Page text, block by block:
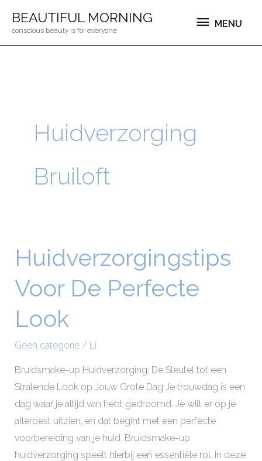
naarBEAUTIFUL MORNING
conscious beauty is for everyone
MENU
MENU
Huidverzorging
Bruiloft
Huidverzorgingstips
Voor De Perfecte
Look
Geen categorie/ Li
Bruidsmake-up Huidverzorging: De Sleutel tot een
Stralende Look op Jouw Grote Dag Je trouwdag is een
dag waar je altijd van hebt gedroomd. Je wilt er op je
allerbest uitzien, en dat begint met een perfecte
voorbereiding van je huid. Bruidsmake-up
huidverzorging speelt hierbij een essentiële rol. In deze
Huidverzorgingstips
Voor
De
Look